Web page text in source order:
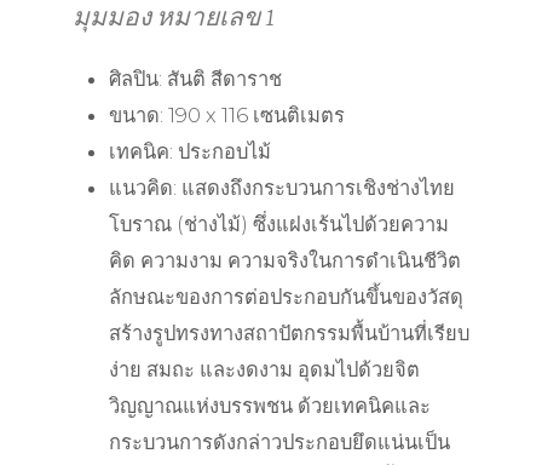
มุมมอง หมายเลข 1
ศิลปิน: สันติ สีดาราช
ขนาด: 190 x 116 เซนติเมตร
เทคนิค: ประกอบไม้
แนวคิด: แสดงถึงกระบวนการเชิงช่างไทย
โบราณ (ช่างไม้) ซึ่งแฝงเร้นไปด้วยความ
คิด ความงาม ความจริงในการดำเนินชีวิต
ลักษณะของการต่อประกอบกันขึ้นของวัสดุ
สร้างรูปทรงทางสถาปัตกรรมพื้นบ้านที่เรียบ
ง่าย สมถะ และงดงาม อุดมไปด้วยจิต
วิญญาณแห่งบรรพชน ด้วยเทคนิคและ
กระบวนการดังกล่าวประกอบยึดแน่นเป็น